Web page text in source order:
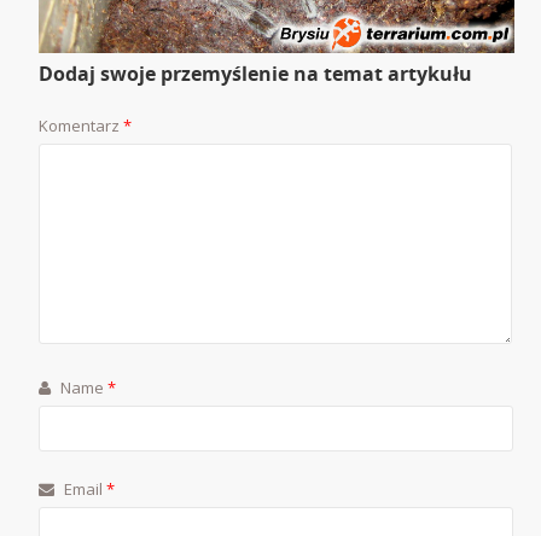
Dodaj swoje przemyślenie na temat artykułu
Komentarz*
Name*
Email*